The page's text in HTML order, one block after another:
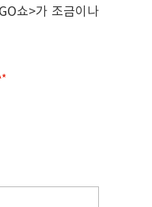
쇼>가 조금이나